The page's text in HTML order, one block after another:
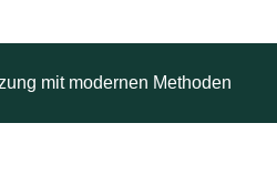
mit modernen Methoden